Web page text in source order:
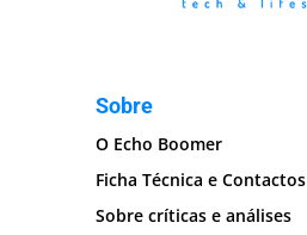
Sobre
O Echo Boomer
Ficha Técnica e Contactos
Sobre críticas e análises